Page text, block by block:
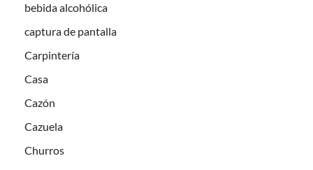
bebida alcohólica
captura de pantalla
Carpintería
Casa
Cazón
Cazuela
Churros